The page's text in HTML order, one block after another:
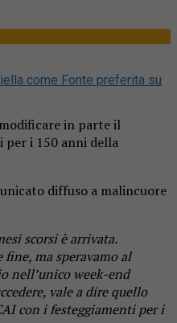
come Fonte preferita su
in parte il
per i 150 anni della
diffuso a malincuore
scorsi è arrivata.
fine, ma speravamo al
nell’unico week-end
vale a dire quello
con i festeggiamenti per i